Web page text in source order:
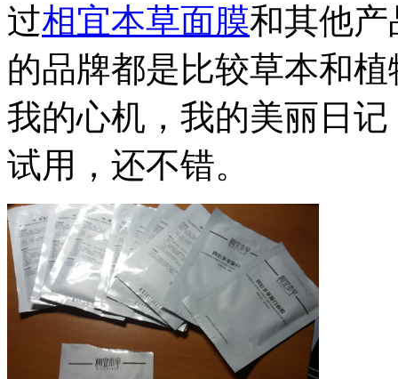
过相宜本草面膜和其他
的品牌都是比较草本和
我的心机，我的美丽日
试用，还不错。